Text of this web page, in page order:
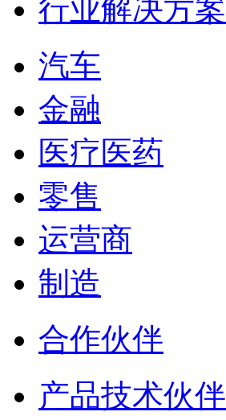
行业解决方案
汽车
金融
医疗医药
零售
运营商
制造
合作伙伴
产品技术伙伴